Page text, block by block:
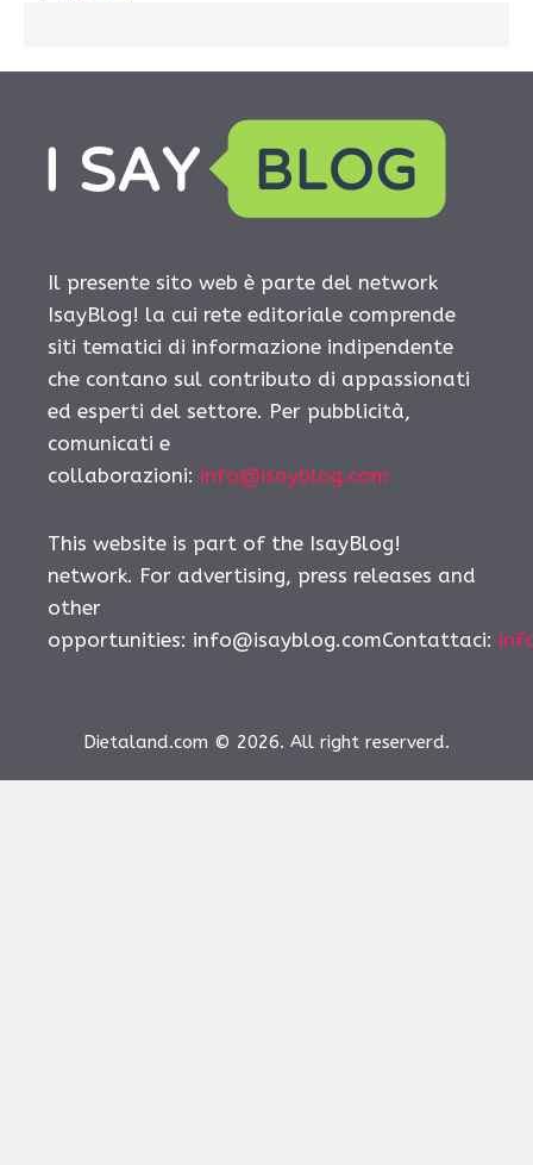
Il presente sito web è parte del network
IsayBlog! la cui rete editoriale comprende
siti tematici di informazione indipendente
che contano sul contributo di appassionati
ed esperti del settore. Per pubblicità,
comunicati e
collaborazioni: info@isayblog.com
This website is part of the IsayBlog!
network. For advertising, press releases and
other
opportunities: info@isayblog.comContattaci:
Dietaland.com © 2026. All right reserverd.